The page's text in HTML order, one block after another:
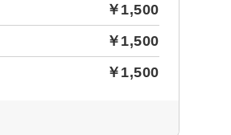
￥1,500
￥1,500
￥1,500